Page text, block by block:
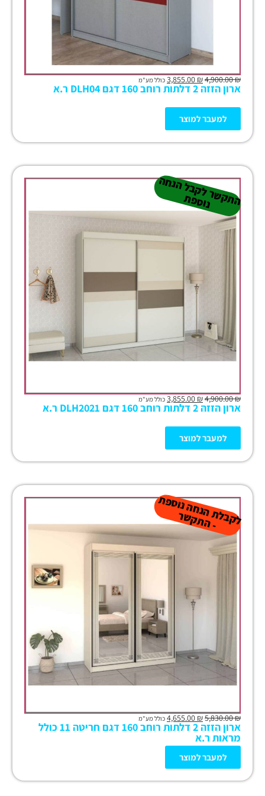
₪
4,900.00
₪ כולל מע"מ
ארון הזזה 2 דלתות רוחב 160 דגם DLH04 ר.א
למעבר למוצר
ה
ת
ק
ש
ר
ל
ק
ב
ל
הנ
ח
ה
נו
ס
פ
ת
₪
4,900.00
₪ כולל מע"מ
ארון הזזה 2 דלתות רוחב 160 דגם DLH2021 ר.א
למעבר למוצר
ל
ק
ב
ל
ת
הנ
ח
ה נו
ס
פ
ת
-
ה
ת
ק
ש
ר
₪
5,830.00
₪ כולל מע"מ
ארון הזזה 2 דלתות רוחב 160 דגם חריטה 11 כולל
מראות ר.א
למעבר למוצר